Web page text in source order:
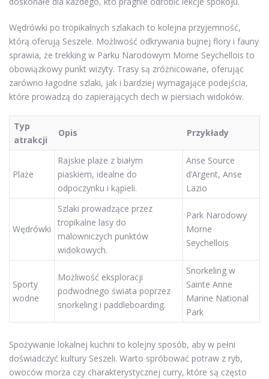
Wędrówki po tropikalnych szlakach to kolejna przyjemność,
którą oferują Seszele. Możliwość odkrywania bujnej flory i fauny
sprawia, że trekking w Parku Narodowym Morne Seychellois to
obowiązkowy punkt wizyty. Trasy są zróżnicowane, oferując
zarówno łagodne szlaki, jak i bardziej wymagające podejścia,
które prowadzą do zapierających dech w piersiach widoków.
Typ
atrakcji
Opis Przykłady
Plaże
Rajskie plaże z białym
piaskiem, idealne do
odpoczynku i kąpieli.
Anse Source
d’Argent, Anse
Lazio
Wędrówki
Szlaki prowadzące przez
tropikalne lasy do
malowniczych punktów
widokowych.
Park Narodowy
Morne
Seychellois
Sporty
wodne
Możliwość eksploracji
podwodnego świata poprzez
snorkeling i paddleboarding.
Snorkeling w
Sainte Anne
Marine National
Park
Spożywanie lokalnej kuchni to kolejny sposób, aby w pełni
doświadczyć kultury Seszeli. Warto spróbować potraw z ryb,
owoców morza czy charakterystycznej curry, które są często